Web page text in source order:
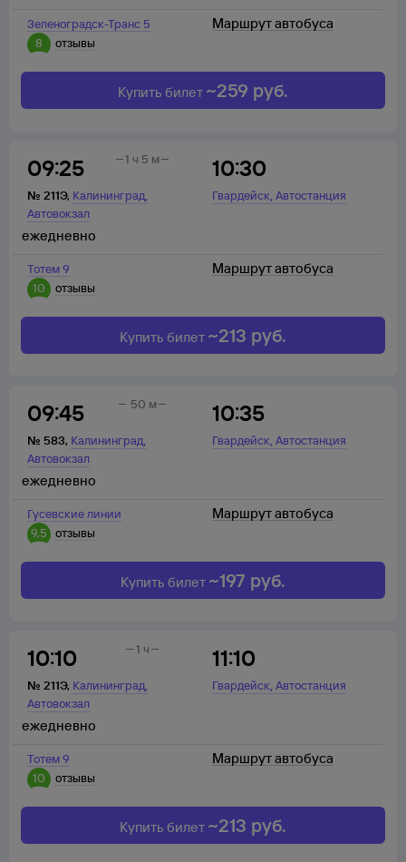
Зеленоградск-Транс 5
8
отзывы
Маршрут автобуса
Купить билет ~259 руб.
09:25
№ 211Э, Калининград,
Автовокзал
10:30
Гвардейск,Автостанция
1 ч 5 м
Тотем 9
10
отзывы
ежедневно
Маршрут автобуса
Купить билет ~213 руб.
09:45
№ 583, Калининград,
Автовокзал
10:35
Гвардейск,Автостанция
50 м
Гусевские линии
9,5
отзывы
ежедневно
Маршрут автобуса
Купить билет ~197 руб.
10:10
№ 211Э, Калининград,
Автовокзал
11:10
Гвардейск,Автостанция
1 ч
Тотем 9
10
отзывы
ежедневно
Маршрут автобуса
Купить билет ~213 руб.